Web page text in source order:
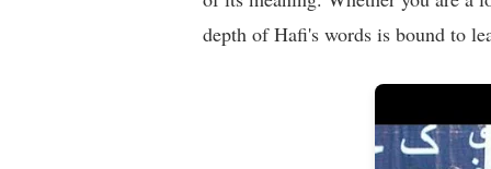
depth of Hafi's words is bound to